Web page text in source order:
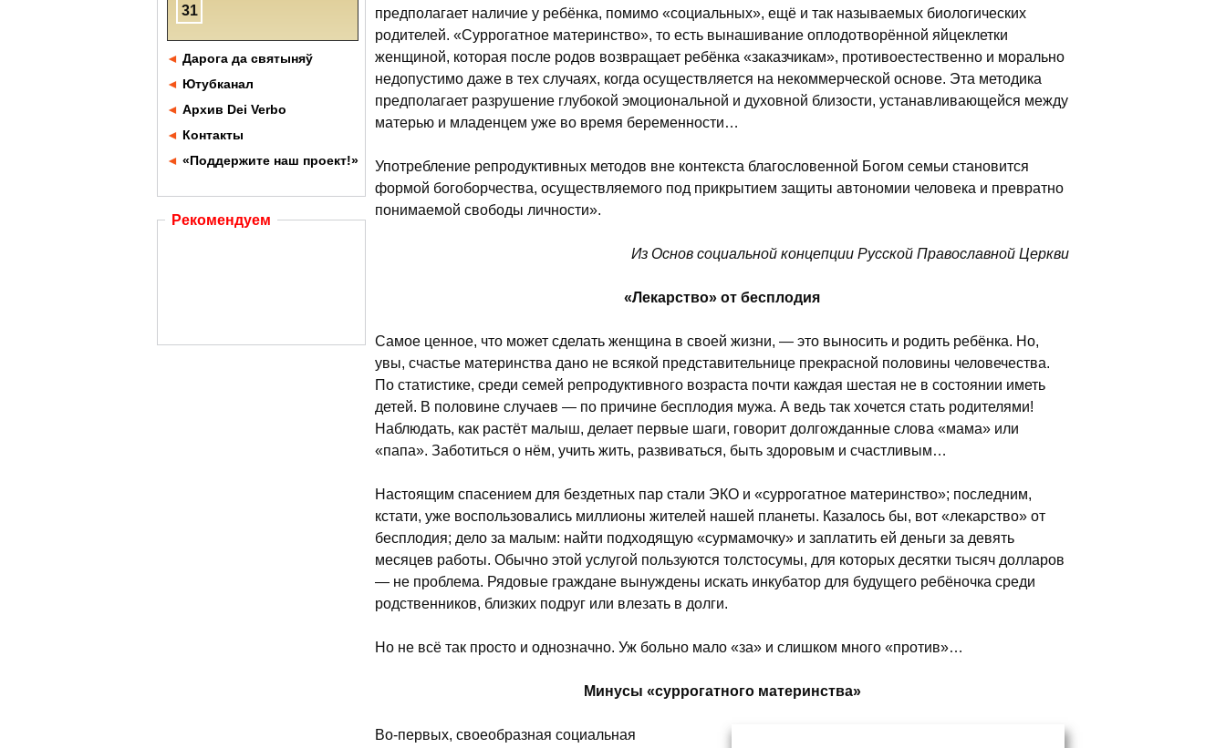
31
◄ Дарога да святыняў
◄ Ютубканал
◄ Архив Dei Verbo
◄ Контакты
◄ «Поддержите наш проект!»
Рекомендуем
предполагает наличие у ребёнка, помимо «социальных», ещё и так называемых биологических
родителей. «Суррогатное материнство», то есть вынашивание оплодотворённой яйцеклетки
женщиной, которая после родов возвращает ребёнка «заказчикам», противоестественно и морально
недопустимо даже в тех случаях, когда осуществляется на некоммерческой основе. Эта методика
предполагает разрушение глубокой эмоциональной и духовной близости, устанавливающейся между
матерью и младенцем уже во время беременности…
Употребление репродуктивных методов вне контекста благословенной Богом семьи становится
формой богоборчества, осуществляемого под прикрытием защиты автономии человека и превратно
понимаемой свободы личности».
Из Основ социальной концепции Русской Православной Церкви
«Лекарство» от бесплодия
Самое ценное, что может сделать женщина в своей жизни, — это выносить и родить ребёнка. Но,
увы, счастье материнства дано не всякой представительнице прекрасной половины человечества.
По статистике, среди семей репродуктивного возраста почти каждая шестая не в состоянии иметь
детей. В половине случаев — по причине бесплодия мужа. А ведь так хочется стать родителями!
Наблюдать, как растёт малыш, делает первые шаги, говорит долгожданные слова «мама» или
«папа». Заботиться о нём, учить жить, развиваться, быть здоровым и счастливым…
Настоящим спасением для бездетных пар стали ЭКО и «суррогатное материнство»; последним,
кстати, уже воспользовались миллионы жителей нашей планеты. Казалось бы, вот «лекарство» от
бесплодия; дело за малым: найти подходящую «сурмамочку» и заплатить ей деньги за девять
месяцев работы. Обычно этой услугой пользуются толстосумы, для которых десятки тысяч долларов
— не проблема. Рядовые граждане вынуждены искать инкубатор для будущего ребёночка среди
родственников, близких подруг или влезать в долги.
Но не всё так просто и однозначно. Уж больно мало «за» и слишком много «против»…
Минусы «суррогатного материнства»
Во-первых, своеобразная социальная